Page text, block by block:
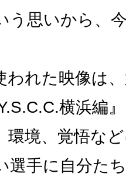
う思いから、
れた映像は
横浜編
環境、覚悟な
選手に自分た